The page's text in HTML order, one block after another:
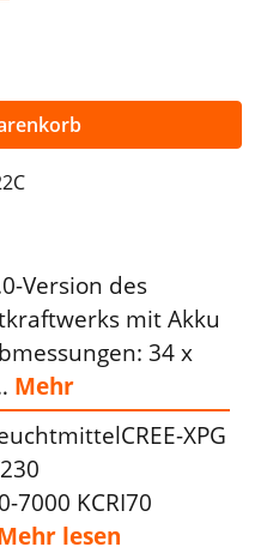
den gewünschten
Version des
mit Akku
34 x
Mehr
XPG
KCRI70
lesen